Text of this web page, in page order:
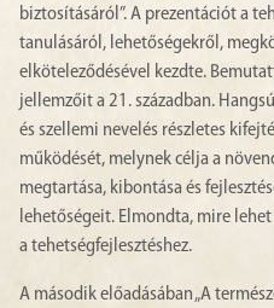
biztosításáról”. A prezentációt a
tanulásáról, lehetőségekről,
elköteleződésével kezdte.
jellemzőit a 21. században.
és szellemi nevelés részletes
működését, melynek célja a
megtartása, kibontása és
lehetőségeit. Elmondta, mire
a tehetségfejlesztéshez.
A második előadásában „A